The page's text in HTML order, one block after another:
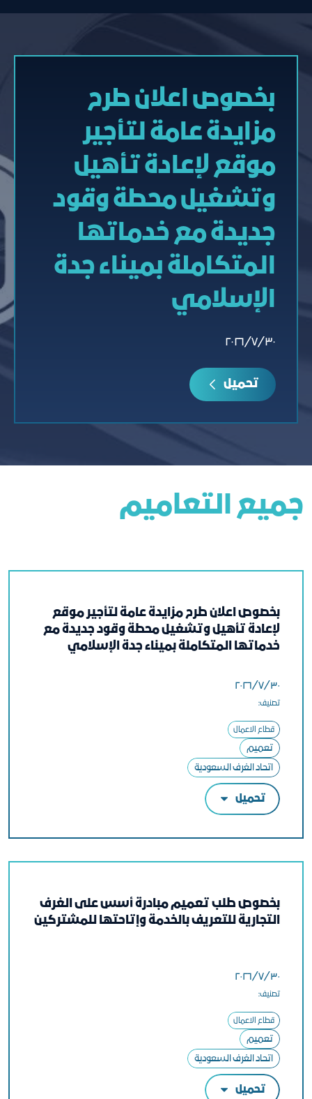
بخصوص اعلان طرح
مزايدة عامة لتأجير
موقع لإعادة تأهيل
وتشغيل محطة وقود
جديدة مع خدماتها
المتكاملة بميناء جدة
الإسلامي
٣٠‏/٧‏/٢٠٢٦
تحميل
جميع التعاميم
بخصوص اعلان طرح مزايدة عامة لتأجير موقع
لإعادة تأهيل وتشغيل محطة وقود جديدة مع
خدماتها المتكاملة بميناء جدة الإسلامي
٣٠‏/٧‏/٢٠٢٦
تصنيف:
قطاع الاعمال
تعميم
اتحاد الغرف السعودية
تحميل
بخصوص طلب تعميم مبادرة أسس على الغرف
التجارية للتعريف بالخدمة وإتاحتها للمشتركين
٣٠‏/٧‏/٢٠٢٦
تصنيف:
قطاع الاعمال
تعميم
اتحاد الغرف السعودية
تحميل